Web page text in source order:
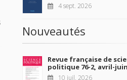
4 sept. 2026
Nouveautés
Revue française de
politique 76-2, avril-juin
10 juil. 2026